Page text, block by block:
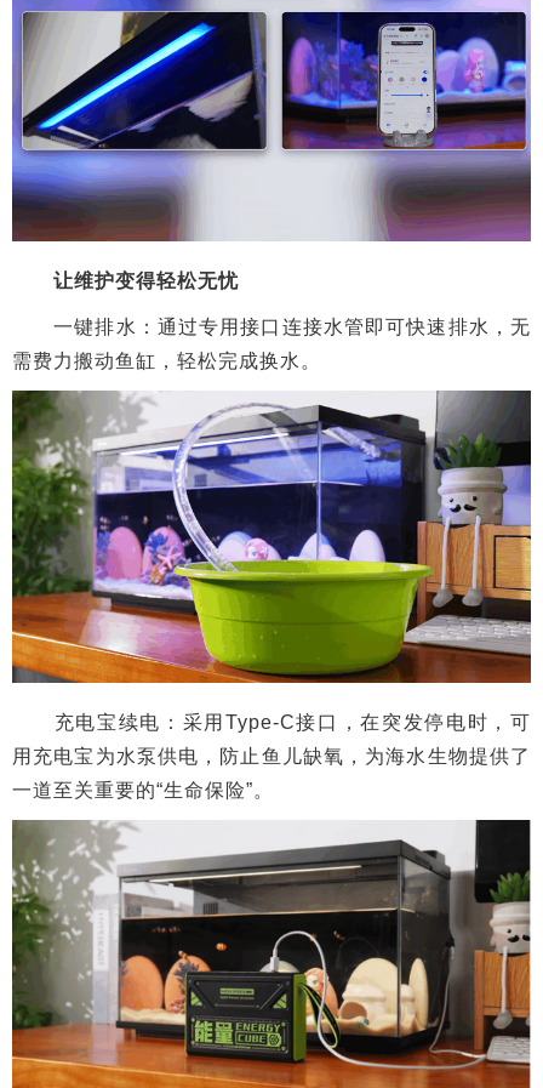
让维护变得轻松无忧
一键排水：通过专用接口连接水管即可快速排水，无
需费力搬动鱼缸，轻松完成换水。
充电宝续电：采用Type-C接口，在突发停电时，可
用充电宝为水泵供电，防止鱼儿缺氧，为海水生物提供了
一道至关重要的“生命保险”。